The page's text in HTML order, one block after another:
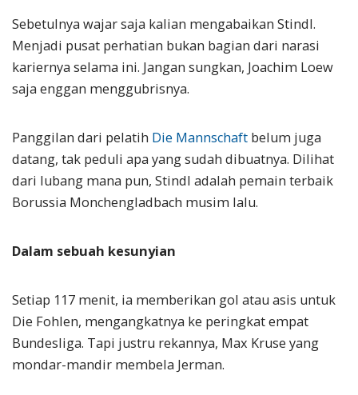
Sebetulnya wajar saja kalian mengabaikan Stindl.
Menjadi pusat perhatian bukan bagian dari narasi
kariernya selama ini. Jangan sungkan, Joachim Loew
saja enggan menggubrisnya.
Panggilan dari pelatih Die Mannschaft belum juga
datang, tak peduli apa yang sudah dibuatnya. Dilihat
dari lubang mana pun, Stindl adalah pemain terbaik
Borussia Monchengladbach musim lalu.
Dalam sebuah kesunyian
Setiap 117 menit, ia memberikan gol atau asis untuk
Die Fohlen, mengangkatnya ke peringkat empat
Bundesliga. Tapi justru rekannya, Max Kruse yang
mondar-mandir membela Jerman.